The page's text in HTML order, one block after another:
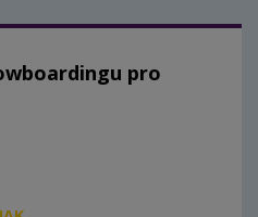
pro